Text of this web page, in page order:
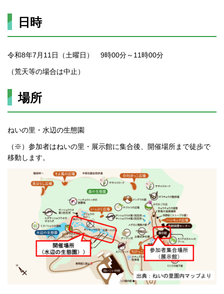
日時
令和8年7月11日（土曜日） 9時00分～11時00分
（荒天等の場合は中止）
場所
ねいの里・水辺の生態園
（※）参加者はねいの里・展示館に集合後、開催場所まで徒歩で
移動します。